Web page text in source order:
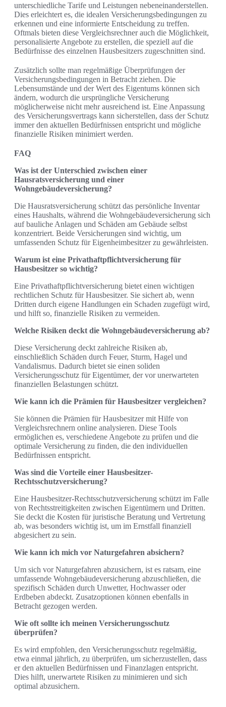
unterschiedliche Tarife und Leistungen nebeneinanderstellen.
Dies erleichtert es, die idealen Versicherungsbedingungen zu
erkennen und eine informierte Entscheidung zu treffen.
Oftmals bieten diese Vergleichsrechner auch die Möglichkeit,
personalisierte Angebote zu erstellen, die speziell auf die
Bedürfnisse des einzelnen Hausbesitzers zugeschnitten sind.
Zusätzlich sollte man regelmäßige Überprüfungen der
Versicherungsbedingungen in Betracht ziehen. Die
Lebensumstände und der Wert des Eigentums können sich
ändern, wodurch die ursprüngliche Versicherung
möglicherweise nicht mehr ausreichend ist. Eine Anpassung
des Versicherungsvertrags kann sicherstellen, dass der Schutz
immer den aktuellen Bedürfnissen entspricht und mögliche
finanzielle Risiken minimiert werden.
FAQ
Was ist der Unterschied zwischen einer
Hausratsversicherung und einer
Wohngebäudeversicherung?
Die Hausratsversicherung schützt das persönliche Inventar
eines Haushalts, während die Wohngebäudeversicherung sich
auf bauliche Anlagen und Schäden am Gebäude selbst
konzentriert. Beide Versicherungen sind wichtig, um
umfassenden Schutz für Eigenheimbesitzer zu gewährleisten.
Warum ist eine Privathaftpflichtversicherung für
Hausbesitzer so wichtig?
Eine Privathaftpflichtversicherung bietet einen wichtigen
rechtlichen Schutz für Hausbesitzer. Sie sichert ab, wenn
Dritten durch eigene Handlungen ein Schaden zugefügt wird,
und hilft so, finanzielle Risiken zu vermeiden.
Welche Risiken deckt die Wohngebäudeversicherung ab?
Diese Versicherung deckt zahlreiche Risiken ab,
einschließlich Schäden durch Feuer, Sturm, Hagel und
Vandalismus. Dadurch bietet sie einen soliden
Versicherungsschutz für Eigentümer, der vor unerwarteten
finanziellen Belastungen schützt.
Wie kann ich die Prämien für Hausbesitzer vergleichen?
Sie können die Prämien für Hausbesitzer mit Hilfe von
Vergleichsrechnern online analysieren. Diese Tools
ermöglichen es, verschiedene Angebote zu prüfen und die
optimale Versicherung zu finden, die den individuellen
Bedürfnissen entspricht.
Was sind die Vorteile einer Hausbesitzer-
Rechtsschutzversicherung?
Eine Hausbesitzer-Rechtsschutzversicherung schützt im Falle
von Rechtsstreitigkeiten zwischen Eigentümern und Dritten.
Sie deckt die Kosten für juristische Beratung und Vertretung
ab, was besonders wichtig ist, um im Ernstfall finanziell
abgesichert zu sein.
Wie kann ich mich vor Naturgefahren absichern?
Um sich vor Naturgefahren abzusichern, ist es ratsam, eine
umfassende Wohngebäudeversicherung abzuschließen, die
spezifisch Schäden durch Unwetter, Hochwasser oder
Erdbeben abdeckt. Zusatzoptionen können ebenfalls in
Betracht gezogen werden.
Wie oft sollte ich meinen Versicherungsschutz
überprüfen?
Es wird empfohlen, den Versicherungsschutz regelmäßig,
etwa einmal jährlich, zu überprüfen, um sicherzustellen, dass
er den aktuellen Bedürfnissen und Finanzlagen entspricht.
Dies hilft, unerwartete Risiken zu minimieren und sich
optimal abzusichern.